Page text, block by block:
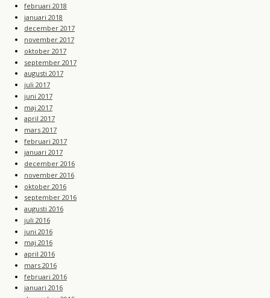
februari 2018
januari 2018
december 2017
november 2017
oktober 2017
september 2017
augusti 2017
juli 2017
juni 2017
maj 2017
april 2017
mars 2017
februari 2017
januari 2017
december 2016
november 2016
oktober 2016
september 2016
augusti 2016
juli 2016
juni 2016
maj 2016
april 2016
mars 2016
februari 2016
januari 2016